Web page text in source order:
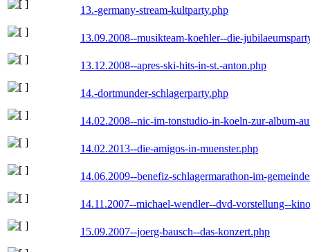
13.-germany-stream-kultparty.php
13.09.2008--musikteam-koehler--die-
13.12.2008--apres-ski-hits-in-st.-anton.php
14.-dortmunder-schlagerparty.php
14.02.2008--nic-im-tonstudio-in-koeln-zur-album-
14.02.2013--die-amigos-in-muenster.php
14.06.2009--benefiz-schlagermarathon-im-
14.11.2007--michael-wendler--dvd-vorstellung--
15.09.2007--joerg-bausch--das-konzert.php